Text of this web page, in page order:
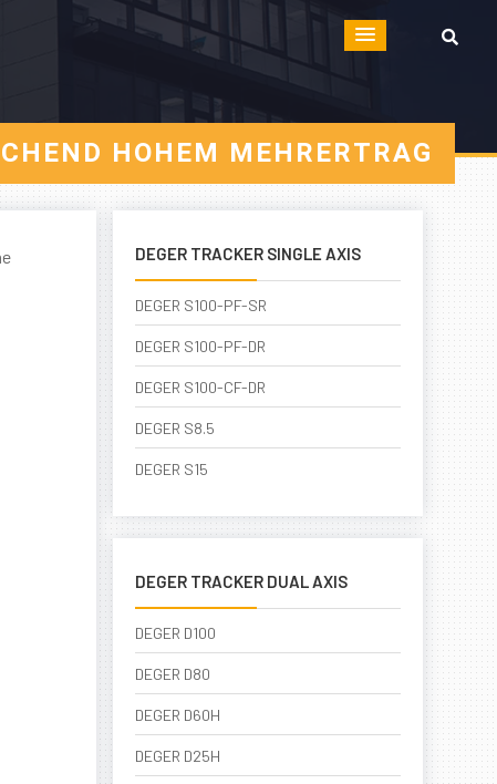
HOHEM MEHRERTRAG
DEGER TRACKER SINGLE AXIS
DEGER S100-PF-SR
DEGER S100-PF-DR
DEGER S100-CF-DR
DEGER S8.5
DEGER S15
DEGER TRACKER DUAL AXIS
DEGER D100
DEGER D80
DEGER D60H
DEGER D25H